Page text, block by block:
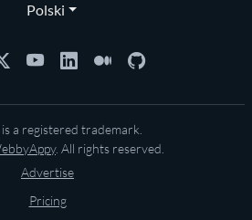
Polski
a registered trademark.
. All rights reserved.
Advertise
Pricing